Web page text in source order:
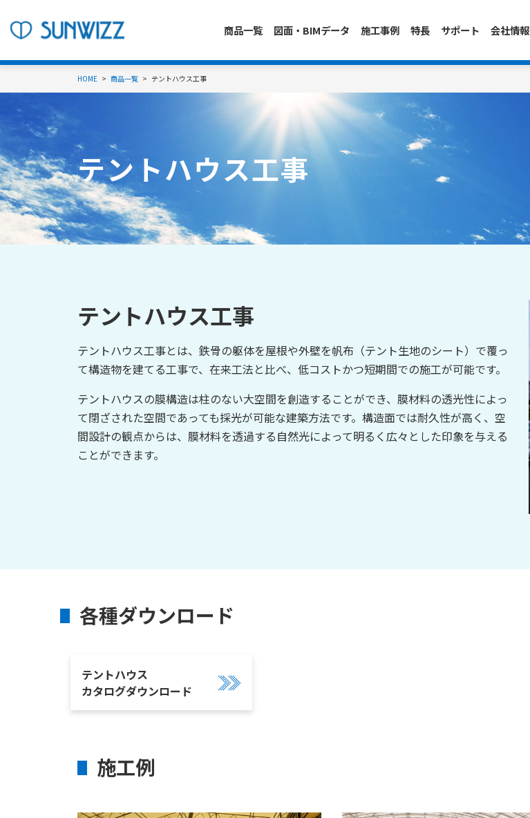
商品一覧 図面・BIMデータ 施工事例 特長 サポート 会社情報
HOME 商品一覧 テントハウス工事
テントハウス工事
テントハウス工事
テントハウス工事とは、鉄骨の躯体を屋根や外壁を帆布（テント生地のシート）で覆っ
て構造物を建てる工事で、在来工法と比べ、低コストかつ短期間での施工が可能です。
テントハウスの膜構造は柱のない大空間を創造することができ、膜材料の透光性によっ
て閉ざされた空間であっても採光が可能な建築方法です。構造面では耐久性が高く、空
間設計の観点からは、膜材料を透過する自然光によって明るく広々とした印象を与える
ことができます。
各種ダウンロード
テントハウス
カタログダウンロード
施工例